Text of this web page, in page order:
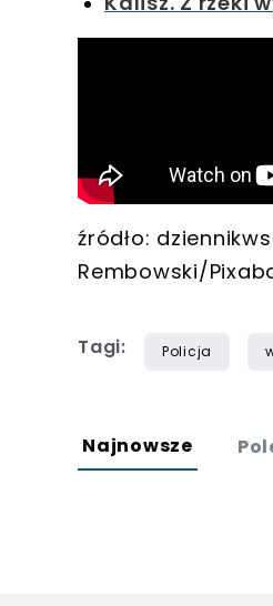
źródło:
Rembowski/
Tagi: Policja
Najnowsze